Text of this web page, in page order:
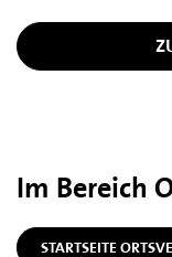
Im Bereich
STARTSEITE